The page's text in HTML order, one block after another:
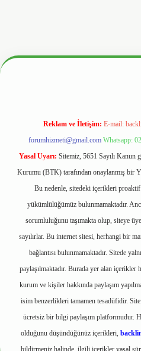
Reklam ve İletişim: E-mail:
forumhizmeti@gmail.com Whatsapp:
Yasal Uyarı: Sitemiz, 5651 Sayılı
Kurumu (BTK) tarafından onaylanmış bir
Bu nedenle, sitedeki içerikleri proaktif
yükümlülüğümüz bulunmamaktadır.
sorumluluğunu taşımakta olup, siteye
sayılırlar. Bu internet sitesi, herhangi bir
bağlantısı bulunmamaktadır. Sitede
paylaşılmaktadır. Burada yer alan içerikler
kurum ve kişiler hakkında paylaşım
isim benzerlikleri tamamen tesadüfidir.
ücretsiz bir bilgi paylaşım platformudur.
olduğunu düşündüğünüz içerikleri,
bildirmeniz halinde, ilgili içerikler yasal